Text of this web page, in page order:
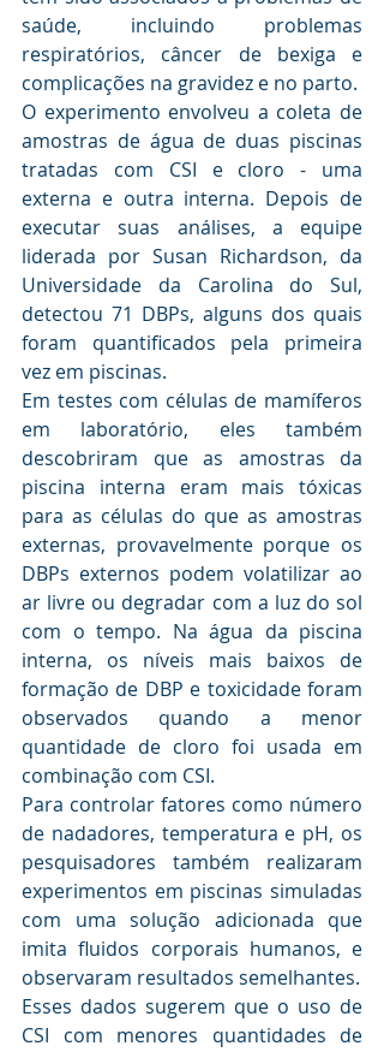
saúde, incluindo problemas
respiratórios, câncer de bexiga e
complicações na gravidez e no parto.
O experimento envolveu a coleta de
amostras de água de duas piscinas
tratadas com CSI e cloro - uma
externa e outra interna. Depois de
executar suas análises, a equipe
liderada por Susan Richardson, da
Universidade da Carolina do Sul,
detectou 71 DBPs, alguns dos quais
foram quantificados pela primeira
vez em piscinas.
Em testes com células de mamíferos
em laboratório, eles também
descobriram que as amostras da
piscina interna eram mais tóxicas
para as células do que as amostras
externas, provavelmente porque os
DBPs externos podem volatilizar ao
ar livre ou degradar com a luz do sol
com o tempo. Na água da piscina
interna, os níveis mais baixos de
formação de DBP e toxicidade foram
observados quando a menor
quantidade de cloro foi usada em
combinação com CSI.
Para controlar fatores como número
de nadadores, temperatura e pH, os
pesquisadores também realizaram
experimentos em piscinas simuladas
com uma solução adicionada que
imita fluidos corporais humanos, e
observaram resultados semelhantes.
Esses dados sugerem que o uso de
CSI com menores quantidades de